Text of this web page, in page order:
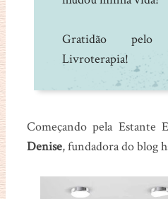
Gratidão
Livroterapia!
Começando pela Estante
Denise, fundadora do blog